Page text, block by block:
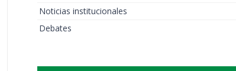
Noticias institucionales
Debates